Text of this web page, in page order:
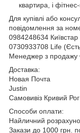
квартира, і
Для купівлі або
повідомлення за
0984248634
0730933708 Life
Менеджер з продажу
Доставка:
Новая Почта
Justin
Самовивіз Кривий Рог
Способи оплати:
Найличний
Закази до 1000 грн.